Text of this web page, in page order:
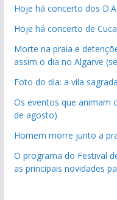
Hoje há concerto dos
Hoje há concerto de
Morte na praia e
assim o dia no Algarve
Foto do dia: a vila
Os eventos que animam
de agosto)
Homem morre junto a
O programa do Festival
as principais novidades